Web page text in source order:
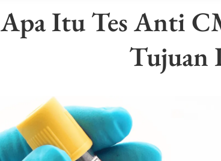
Apa Itu Tes Anti
Tujuan